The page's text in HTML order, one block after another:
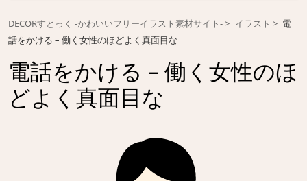
DECORすとっく -かわいいフリーイラスト素材サイト- イラスト
電
話をかける – 働く女性のほどよく真面目な
電話をかける – 働く女性のほ
どよく真面目な